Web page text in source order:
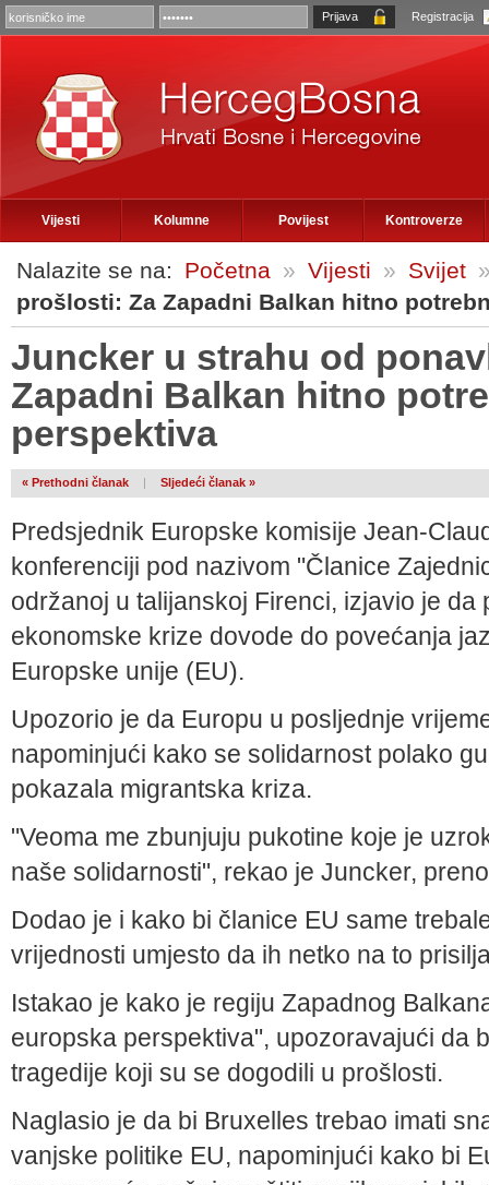
Registracija
Vijesti Kolumne Povijest Kontroverze
Nalazite se na: Početna » Vijesti » Svijet
prošlosti: Za Zapadni Balkan hitno
Juncker u strahu od
Zapadni Balkan hitno
perspektiva
« Prethodni članak | Sljedeći članak »
Predsjednik Europske komisije Jean-
konferenciji pod nazivom "Članice
održanoj u talijanskoj Firenci, izjavio je
ekonomske krize dovode do povećanja
Europske unije (EU).
Upozorio je da Europu u posljednje
napominjući kako se solidarnost polako
pokazala migrantska kriza.
"Veoma me zbunjuju pukotine koje je
naše solidarnosti", rekao je Juncker,
Dodao je i kako bi članice EU same
vrijednosti umjesto da ih netko na to
Istakao je kako je regiju Zapadnog
europska perspektiva", upozoravajući da
tragedije koji su se dogodili u prošlosti.
Naglasio je da bi Bruxelles trebao imati
vanjske politike EU, napominjući kako bi